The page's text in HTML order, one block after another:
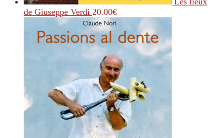
de Giuseppe Verdi 20.00€